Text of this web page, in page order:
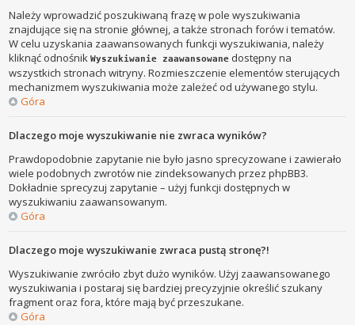
Należy wprowadzić poszukiwaną frazę w pole wyszukiwania
znajdujące się na stronie głównej, a także stronach forów i tematów.
W celu uzyskania zaawansowanych funkcji wyszukiwania, należy
kliknąć odnośnikWyszukiwanie zaawansowane dostępny na
wszystkich stronach witryny. Rozmieszczenie elementów sterujących
mechanizmem wyszukiwania może zależeć od używanego stylu.
Góra
Dlaczego moje wyszukiwanie nie zwraca wyników?
Prawdopodobnie zapytanie nie było jasno sprecyzowane i zawierało
wiele podobnych zwrotów nie zindeksowanych przez phpBB3.
Dokładnie sprecyzuj zapytanie – użyj funkcji dostępnych w
wyszukiwaniu zaawansowanym.
Góra
Dlaczego moje wyszukiwanie zwraca pustą stronę?!
Wyszukiwanie zwróciło zbyt dużo wyników. Użyj zaawansowanego
wyszukiwania i postaraj się bardziej precyzyjnie określić szukany
fragment oraz fora, które mają być przeszukane.
Góra